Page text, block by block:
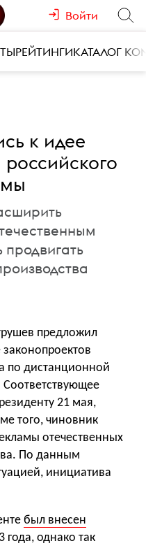
Войти
РЕЙТИНГИКАТАЛОГ
к идее
предложил
по дистанционной
21 мая,
того, чиновник
отечественных
По данным
инициатива
был внесен
года, однако так